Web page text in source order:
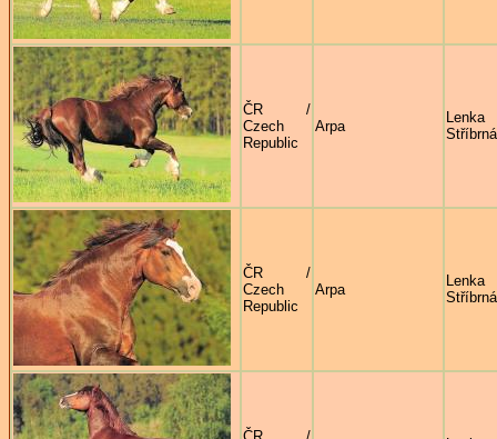
ČR /
Czech
Republic
Arpa
Lenka
Stříbrná
ČR /
Czech
Republic
Arpa
Lenka
Stříbrná